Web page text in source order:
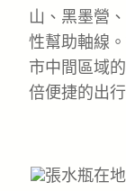
山、黑墨營
性幫助軸線
市中間區域
倍便捷的出
張水瓶在